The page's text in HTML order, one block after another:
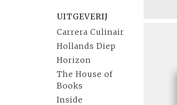
UITGEVERIJ
Carrera Culinair
Hollands Diep
Horizon
The House of
Books
Inside